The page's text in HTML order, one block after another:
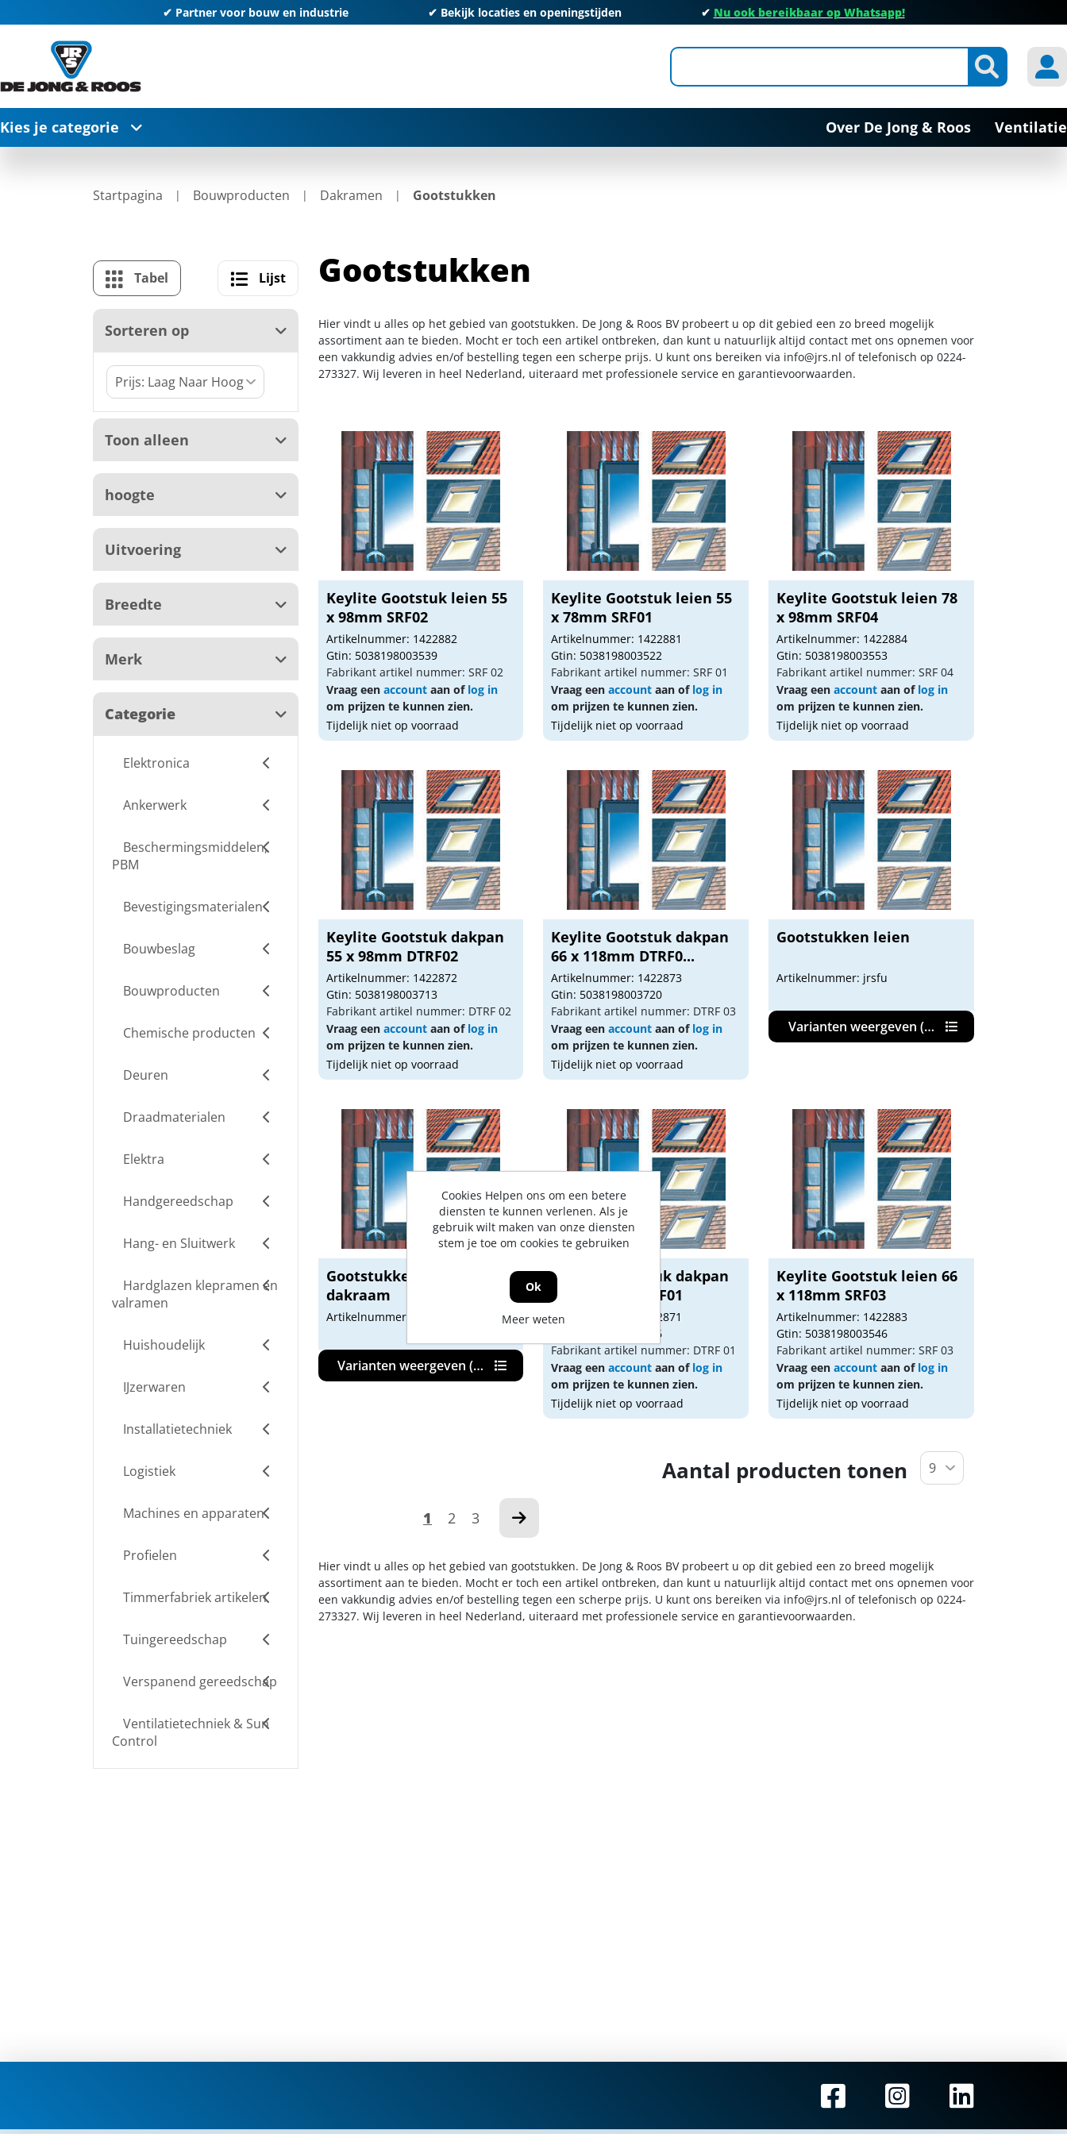
✔ Partner voor bouw en industrie ✔ Bekijk locaties en openingstijden ✔ Nu ook bereikbaar op Whatsapp!
Kies je categorie Over De Jong & Roos Ventilatie
Startpagina Bouwproducten Dakramen Gootstukken
Tabel Lijst
Sorteren op
Toon alleen
hoogte
Uitvoering
Breedte
Merk
Categorie
Elektronica
Ankerwerk
Beschermingsmiddelen,
PBM
Bevestigingsmaterialen
Bouwbeslag
Bouwproducten
Chemische producten
Deuren
Draadmaterialen
Elektra
Handgereedschap
Hang- en Sluitwerk
Hardglazen klepramen en
valramen
Huishoudelijk
IJzerwaren
Installatietechniek
Logistiek
Machines en apparaten
Profielen
Timmerfabriek artikelen
Tuingereedschap
Verspanend gereedschap
Ventilatietechniek & Sun
Control
Gootstukken
Hier vindt u alles op het gebied van gootstukken. De Jong & Roos BV probeert u op dit gebied een zo breed mogelijk
assortiment aan te bieden. Mocht er toch een artikel ontbreken, dan kunt u natuurlijk altijd contact met ons opnemen voor
een vakkundig advies en/of bestelling tegen een scherpe prijs. U kunt ons bereiken via info@jrs.nl of telefonisch op 0224-
273327. Wij leveren in heel Nederland, uiteraard met professionele service en garantievoorwaarden.
Keylite Gootstuk leien 55
x 98mm SRF02
Artikelnummer: 1422882
Gtin: 5038198003539
Fabrikant artikel nummer: SRF 02
Vraag een accountaan of log in
om prijzen te kunnen zien.
Tijdelijk niet op voorraad
Keylite Gootstuk leien 55
x 78mm SRF01
Artikelnummer: 1422881
Gtin: 5038198003522
Fabrikant artikel nummer: SRF 01
Vraag eenaccount aan of log in
om prijzen te kunnen zien.
Tijdelijk niet op voorraad
Keylite Gootstuk leien 78
x 98mm SRF04
Artikelnummer: 1422884
Gtin: 5038198003553
Fabrikant artikel nummer: SRF 04
Vraag eenaccount aan of log in
om prijzen te kunnen zien.
Tijdelijk niet op voorraad
Keylite Gootstuk dakpan
55 x 98mm DTRF02
Artikelnummer: 1422872
Gtin: 5038198003713
Fabrikant artikel nummer: DTRF 02
Vraag een accountaan of log in
om prijzen te kunnen zien.
Tijdelijk niet op voorraad
Keylite Gootstuk dakpan
66 x 118mm DTRF0...
Artikelnummer: 1422873
Gtin: 5038198003720
Fabrikant artikel nummer: DTRF 03
Vraag eenaccount aan of log in
om prijzen te kunnen zien.
Tijdelijk niet op voorraad
Gootstukken leien
Artikelnummer: jrsfu
Varianten weergeven (10)
Gootstukken voor
dakraam
Artikelnummer: jrsfs
Varianten weergeven (10)
Keylite Gootstuk dakpan
55 x 78mm DTRF01
Artikelnummer: 1422871
Gtin: 5038198003706
Fabrikant artikel nummer: DTRF 01
Vraag eenaccount aan of log in
om prijzen te kunnen zien.
Tijdelijk niet op voorraad
Keylite Gootstuk leien 66
x 118mm SRF03
Artikelnummer: 1422883
Gtin: 5038198003546
Fabrikant artikel nummer: SRF 03
Vraag eenaccount aan of log in
om prijzen te kunnen zien.
Tijdelijk niet op voorraad
1 2 3
Aantal producten tonen
Hier vindt u alles op het gebied van gootstukken. De Jong & Roos BV probeert u op dit gebied een zo breed mogelijk
assortiment aan te bieden. Mocht er toch een artikel ontbreken, dan kunt u natuurlijk altijd contact met ons opnemen voor
een vakkundig advies en/of bestelling tegen een scherpe prijs. U kunt ons bereiken via info@jrs.nl of telefonisch op 0224-
273327. Wij leveren in heel Nederland, uiteraard met professionele service en garantievoorwaarden.
Cookies Helpen ons om een betere
diensten te kunnen verlenen. Als je
gebruik wilt maken van onze diensten
stem je toe om cookies te gebruiken
Ok
Meer weten